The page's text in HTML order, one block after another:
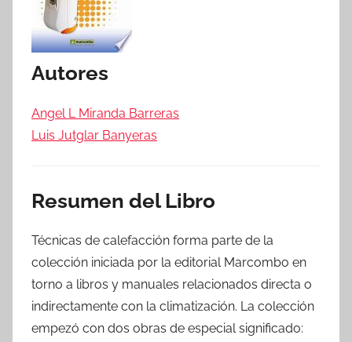
Autores
Angel L Miranda Barreras
Luis Jutglar Banyeras
Resumen del Libro
Técnicas de calefacción forma parte de la
colección iniciada por la editorial Marcombo en
torno a libros y manuales relacionados directa o
indirectamente con la climatización. La colección
empezó con dos obras de especial significado: